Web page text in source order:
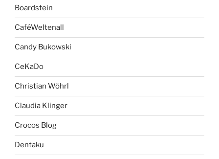
Boardstein
CaféWeltenall
Candy Bukowski
CeKaDo
Christian Wöhrl
Claudia Klinger
Crocos Blog
Dentaku